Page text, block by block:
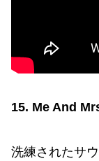
15. Me And
洗練されたサ